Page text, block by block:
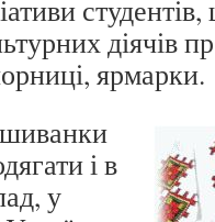
діячів
ярмарки.
і в
у